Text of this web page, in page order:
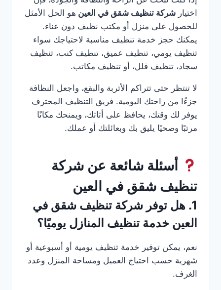
اختيار شركة تنظيف شقق في العين هو الحل الأمثل
للحصول على منزل أو مكتب نظيف دون عناء.
يمكنك حجز خدمة تنظيف مناسبة لاحتياجك سواء
تنظيف يومي، تنظيف عميق، تنظيف كنب، تنظيف
سجاد، تنظيف فلل، أو تنظيف مكاتب.
لا تنتظر حتى تتراكم الأتربة والبقع، واجعل النظافة
جزءًا من راحتك اليومية. فريق التنظيف المحترف
يوفر لك وقتك، يحافظ على أثاثك، ويمنحك مكانًا
مرتبًا وصحيًا يليق بك وبعائلتك أو عملك.
أسئلة شائعة عن شركة
تنظيف شقق في العين
1. هل توفر شركة تنظيف شقق في
العين خدمة تنظيف المنازل يوميًا؟
نعم، يمكن توفير خدمة تنظيف يومية أو أسبوعية أو
شهرية حسب احتياج العميل ومساحة المنزل وعدد
الغرف.